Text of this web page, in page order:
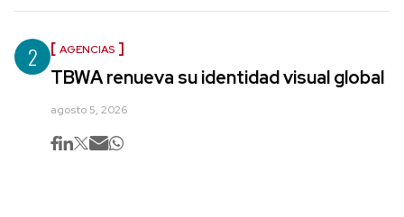
2 AGENCIAS
TBWA renueva su identidad visual global
agosto 5, 2026